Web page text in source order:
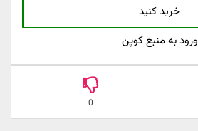
خرید کنید
ورود به منبع کوپن
0